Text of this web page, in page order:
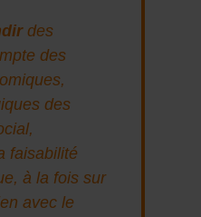
des
des
des
faisabilité
à la fois sur
avec le